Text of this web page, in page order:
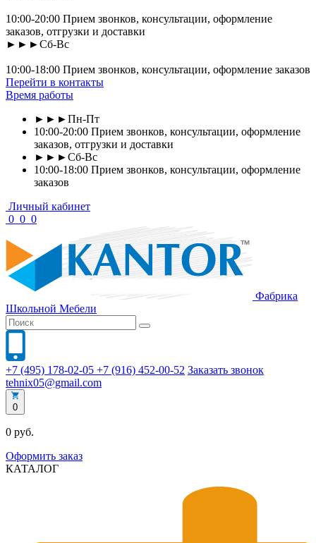
10:00-20:00 Прием звонков, консультации, оформление
заказов, отгрузки и доставки
►►►Сб-Вс
10:00-18:00 Прием звонков, консультации, оформление заказов
Перейти в контакты
Время работы
►►►Пн-Пт
10:00-20:00 Прием звонков, консультации, оформление
заказов, отгрузки и доставки
►►►Сб-Вс
10:00-18:00 Прием звонков, консультации, оформление
заказов
Личный кабинет
0 0 0
Фабрика
Школьной Мебели
+7 (495) 178-02-05 +7 (916) 452-00-52 Заказать звонок
tehnix05@gmail.com
0
0 руб.
Оформить заказ
КАТАЛОГ